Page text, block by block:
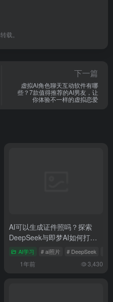
载。
下一篇
虚拟AI角色聊天互动软件有哪
些？7款值得推荐的AI男友，让
你体验不一样的虚拟恋爱
# 腾讯混元
AI可以生成证件照吗？探索
DeepSeek与即梦AI如何打造
专业级证件照
AI学习 # ai照片 # DeepSeek
1年前 3,430